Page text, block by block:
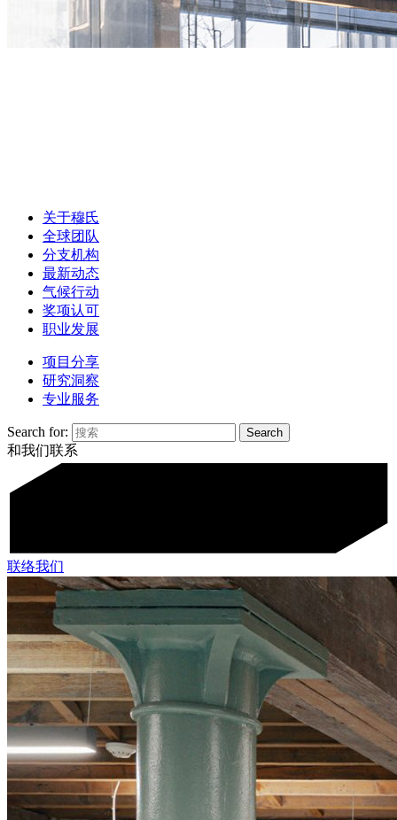
关于穆氏
全球团队
分支机构
最新动态
气候行动
奖项认可
职业发展
项目分享
研究洞察
专业服务
Search for:
和我们联系
联络我们